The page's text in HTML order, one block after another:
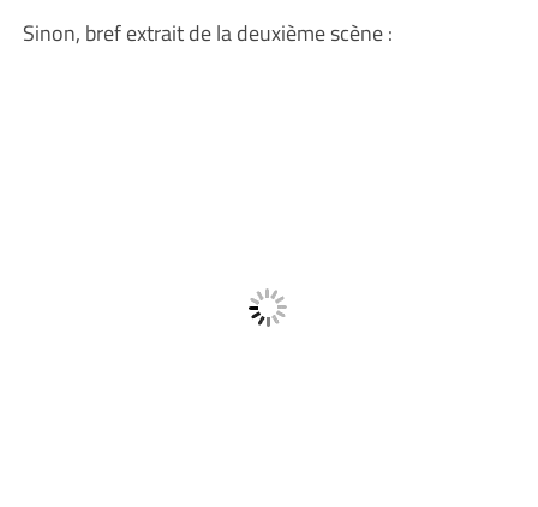
Sinon, bref extrait de la deuxième scène :